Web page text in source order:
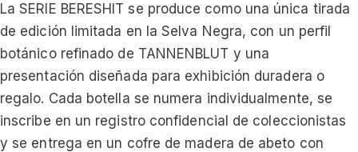
La SERIE BERESHIT se produce como una única tirada
de edición limitada en la Selva Negra, con un perfil
botánico refinado de TANNENBLUT y una
presentación diseñada para exhibición duradera o
regalo. Cada botella se numera individualmente, se
inscribe en un registro confidencial de coleccionistas
y se entrega en un cofre de madera de abeto con